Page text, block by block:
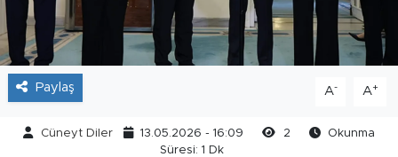
Paylaş A- A+
Cüneyt Diler 13.05.2026 - 16:09 2
Okunma
Süresi: 1 Dk